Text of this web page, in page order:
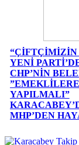
YENİ
CHP’NİN
YAPILMALI”
MHP’DEN